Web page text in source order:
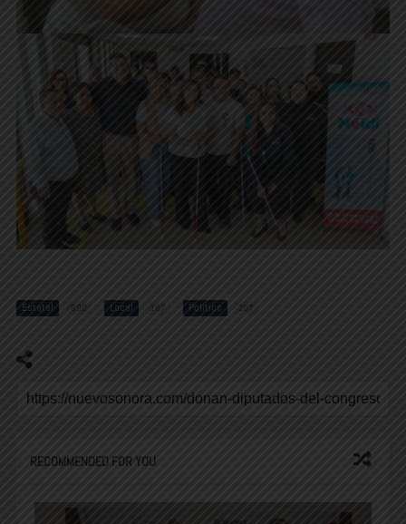
Estatal 800 Local 187 Politics 207
RECOMMENDED FOR YOU